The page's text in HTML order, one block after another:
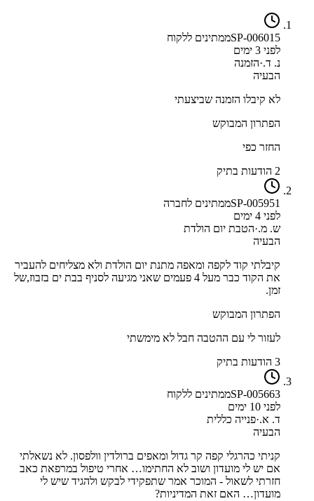
SP-006015ממתינים ללקוח
לפני 3 ימים
נ. ד.·הזמנה
הבעיה
לא קיבלו הזמנה שביצעתי
הפתרון המבוקש
החזר כפי
2 הודעות בתיק
SP-005951ממתינים לחברה
לפני 4 ימים
ש. מ.·הטבת יום הולדת
הבעיה
קיבלתי קוד לקפה ומאפה מתנת יום הולדת ולא מצליחים להעביר
את הקוד כבר מעל 4 פעמים שאני מגיעה לסניף בבת ים בזבוז,של
זמן.
הפתרון המבוקש
לעזור לי עם ההטבה חבל לא מימשתי
3 הודעות בתיק
SP-005663ממתינים ללקוח
לפני 10 ימים
ד. א.·פנייה כללית
הבעיה
קניתי כהרגלי קפה קר גדול ומאפים ברולדין וולפסון. לא נשאלתי
אם יש לי מועדון ושוב לא החתימו… אחרי טיפול במרפאת כאב
חזרתי לשאול - המוכר אמר שתפקידי לבקש ולהגיד שיש לי
מועדון… האם זאת המדיניות?